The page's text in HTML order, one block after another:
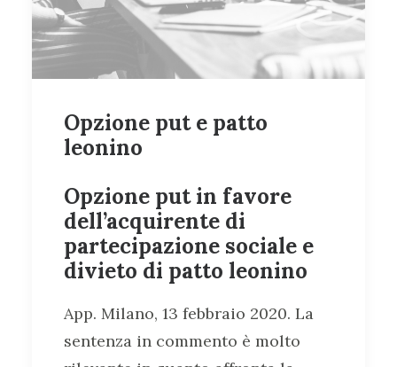
Opzione put e patto
leonino
Opzione put in favore
dell’acquirente di
partecipazione sociale e
divieto di patto leonino
App. Milano, 13 febbraio 2020. La
sentenza in commento è molto